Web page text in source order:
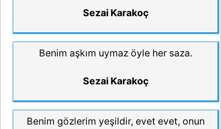
Sezai Karakoç
Benim aşkım uymaz öyle her saza.
Sezai Karakoç
Benim gözlerim yeşildir, evet evet, onun